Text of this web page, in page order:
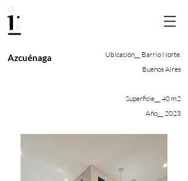
Azcuénaga
Ubicación__ Barrio Norte,
Buenos Aires
Superficie__ 40 m2
Año__ 2023